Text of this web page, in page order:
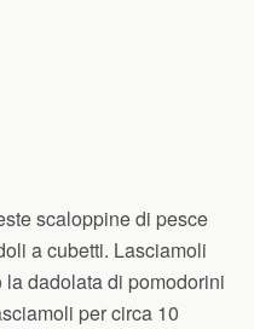
scaloppine di pesce
a cubetti. Lasciamoli
dadolata di pomodorini
per circa 10